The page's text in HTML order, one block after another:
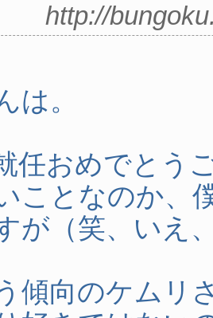
http://
は。
任おめでとう
ことなのか、
が（笑、いえ
傾向のケムリ